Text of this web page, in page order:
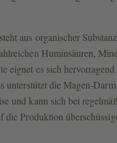
aus organischer
Huminsäuren,
eignet es sich
unterstützt die Magen-
und kann sich bei
die Produktion